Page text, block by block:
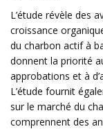
L’étude révèle des
croissance
du charbon actif à
donnent la priorité
approbations et à
L’étude fournit
sur le marché du
comprennent des